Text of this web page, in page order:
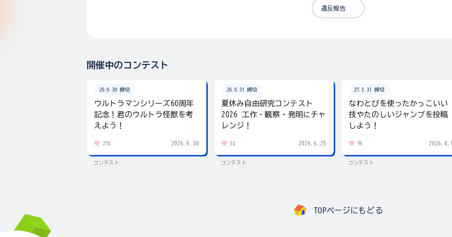
違反報告
開催中のコンテスト
26.9.30 締切
ウルトラマンシリーズ60周年
記念！君のウルトラ怪獣を考
えよう！
278 2026.6.30
コンテスト
26.8.31 締切
夏休み自由研究コンテスト
2026 工作・観察・発明にチャ
レンジ！
38 2026.6.25
コンテスト
27.3.31 締切
なわとびを使ったかっこいい
技やたのしいジャンプを投稿
しよう！
79 2026.4.1
コンテスト
TOPページにもどる